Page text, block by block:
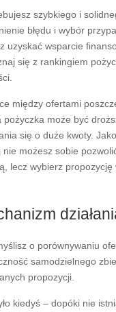
szybkiego i
błędu i wybór
uzyskać wsparcie
się z rankingiem
między ofertami
pożyczka może być
się o duże kwoty.
nie możesz sobie
lecz wybierz propozycję
o porównywaniu
samodzielnego
propozycji.
kiedyś – dopóki nie